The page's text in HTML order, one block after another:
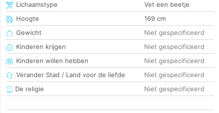
Lichaamstype
Vet een beetje
Hoogte
169 cm
Gewicht
Niet gespecificeerd
Kinderen krijgen
Niet gespecificeerd
Kinderen willen hebben
Niet gespecificeerd
Verander Stad / Land voor de liefde
Niet gespecificeerd
De religie
Niet gespecificeerd